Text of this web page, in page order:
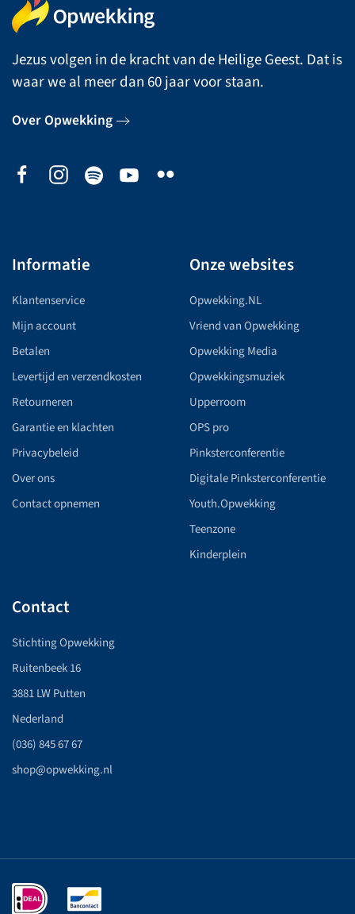
Jezus volgen in de kracht van de Heilige Geest. Dat is
waar we al meer dan 60 jaar voor staan.
Over Opwekking
Informatie
Klantenservice
Mijn account
Betalen
Levertijd en verzendkosten
Retourneren
Garantie en klachten
Privacybeleid
Over ons
Contact opnemen
Onze websites
Opwekking.NL
Vriend van Opwekking
Opwekking Media
Opwekkingsmuziek
Upperroom
OPS pro
Pinksterconferentie
Digitale Pinksterconferentie
Youth.Opwekking
Teenzone
Kinderplein
Contact
Stichting Opwekking
Ruitenbeek 16
3881 LW Putten
Nederland
(036) 845 67 67
shop@opwekking.nl